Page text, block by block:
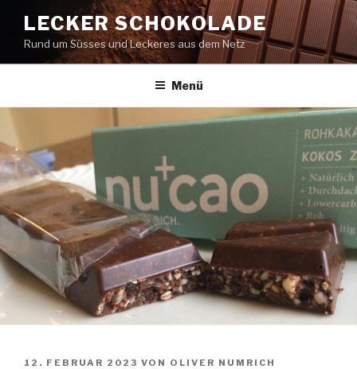
Inhalt
springen
LECKER SCHOKOLADE
Rund um Süsses und Leckeres aus dem Netz
Menü
VERÖFFENTLICHT
12. FEBRUAR 2023 VON OLIVER NUMRICH